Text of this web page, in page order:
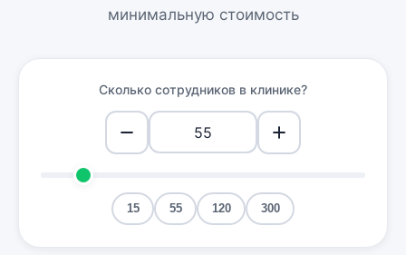
минимальную стоимость
Сколько сотрудников в клинике?
15 55 120 300